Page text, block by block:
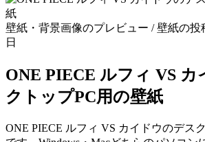
壁紙・背景画像のプレビュー / 壁紙の投
日
ONE PIECE ルフィ VS カ
クトップPC用の壁紙
ONE PIECE ルフィ VS カイドウのデス